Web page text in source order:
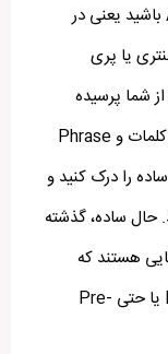
به طور کلی اگر شما زبان آموز سطح A1 , A2 باشید یعنی در
یا پری
شما پرسیده
می‌شود باشید یعنی می‌توانید در حد مبتدی کلمات و Phrase
را درک کنید و
حال ساده، گذشته
هستند که
انتظار می‌رود دانشجوی سطح Elementary یا حتی Pre-